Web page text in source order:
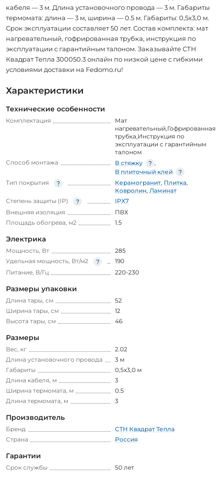
кабеля — 3 м. Длина установочного провода — 3 м. Габариты
термомата: длина — 3 м, ширина — 0.5 м. Габариты: 0,5х3,0 м.
Срок эксплуатации составляет 50 лет. Состав комплекта: мат
нагревательный, гофрированная трубка, инструкция по
эксплуатации с гарантийным талоном. Заказывайте СТН
Квадрат Тепла 300050.3 онлайн по низкой цене с гибкими
условиями доставки на Fedomo.ru!
Характеристики
Технические особенности
Комплектация
Мат
нагревательный,Гофрированная
трубка,Инструкция по
эксплуатации с гарантийным
талоном
Способ монтажа
В стяжку
,
В плиточный клей
Тип покрытия
Керамогранит, Плитка,
Ковролин, Ламинат
Степень защиты (IP)
IPX7
Внешняя изоляция
ПВХ
Площадь обогрева, м2
1.5
Электрика
Мощность, Вт
285
Удельная мощность, Вт/м2
190
Питание, В/Гц
220-230
Размеры упаковки
Длина тары, см
52
Ширина тары, см
12
Высота тары, см
46
Размеры
Вес, кг
2.02
Длина установочного провода
3 м
Габариты
0,5х3,0 м
Длина кабеля, м
3
Ширина термомата, м
0.5
Длина термомата, м
3
Производитель
Бренд
СТН Квадрат Тепла
Страна
Россия
Гарантии
Срок службы 50 лет